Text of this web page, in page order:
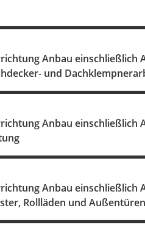
Anbau einschließlich
und
Anbau einschließlich
Anbau einschließlich
Rollläden und Außentüren